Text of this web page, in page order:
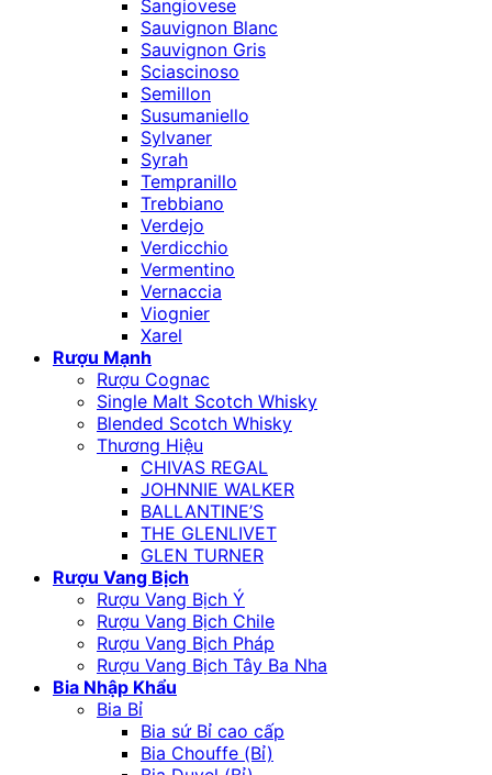
Sangiovese
Sauvignon Blanc
Sauvignon Gris
Sciascinoso
Semillon
Susumaniello
Sylvaner
Syrah
Tempranillo
Trebbiano
Verdejo
Verdicchio
Vermentino
Vernaccia
Viognier
Xarel
Rượu Mạnh
Rượu Cognac
Single Malt Scotch Whisky
Blended Scotch Whisky
Thương Hiệu
CHIVAS REGAL
JOHNNIE WALKER
BALLANTINE’S
THE GLENLIVET
GLEN TURNER
Rượu Vang Bịch
Rượu Vang Bịch Ý
Rượu Vang Bịch Chile
Rượu Vang Bịch Pháp
Rượu Vang Bịch Tây Ba Nha
Bia Nhập Khẩu
Bia Bỉ
Bia sứ Bỉ cao cấp
Bia Chouffe (Bỉ)